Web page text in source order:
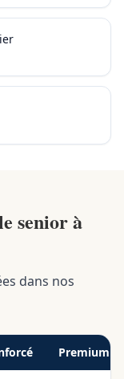
senior à
dans nos
Premium